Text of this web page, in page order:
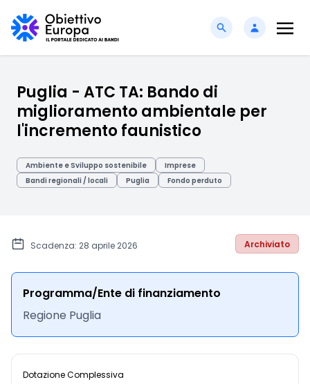
Puglia - ATC TA: Bando di
miglioramento ambientale per
l'incremento faunistico
Ambiente e Sviluppo sostenibile
Imprese
Bandi regionali / locali
Puglia Fondo perduto
Scadenza: 28 aprile 2026 Archiviato
Programma/Ente di finanziamento
Regione Puglia
Dotazione Complessiva